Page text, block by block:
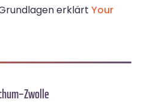
erklärt Your